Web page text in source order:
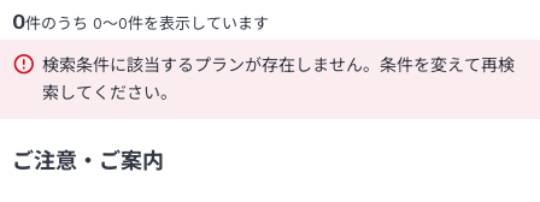
0件のうち 0～0件を表示しています
検索条件に該当するプランが存在しません。条件を変えて再検
索してください。
ご注意・ご案内